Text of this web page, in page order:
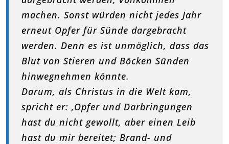
machen. Sonst würden nicht jedes Jahr
erneut Opfer für Sünde dargebracht
werden. Denn es ist unmöglich, dass das
Blut von Stieren und Böcken Sünden
hinwegnehmen könnte.
Darum, als Christus in die Welt kam,
spricht er: ‚Opfer und Darbringungen
hast du nicht gewollt, aber einen Leib
hast du mir bereitet; Brand- und